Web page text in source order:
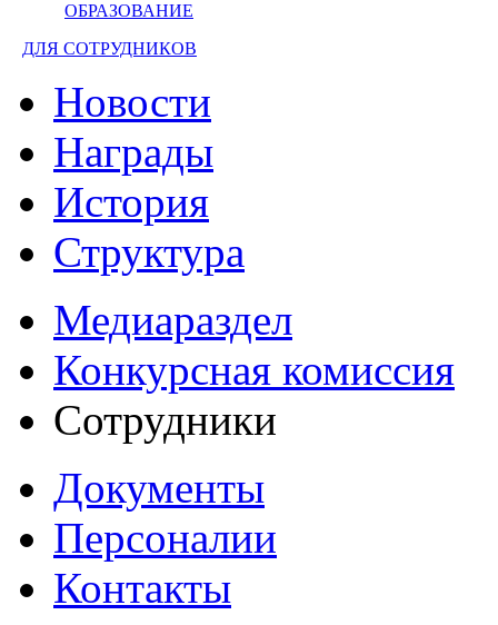
ОБРАЗОВАНИЕ
ДЛЯ СОТРУДНИКОВ
Новости
Награды
История
Структура
Медиараздел
Конкурсная комиссия
Сотрудники
Документы
Персоналии
Контакты